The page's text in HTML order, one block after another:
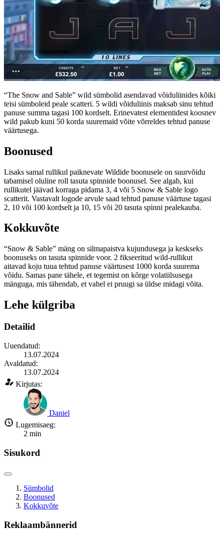
“The Snow and Sable” wild sümbolid asendavad võiduliinides kõiki
teisi sümboleid peale scatteri. 5 wildi võiduliinis maksab sinu tehtud
panuse summa tagasi 100 kordselt. Erinevatest elementidest koosnev
wild pakub kuni 50 korda suuremaid võite võrreldes tehtud panuse
väärtusega.
Boonused
Lisaks samal rullikul paiknevate Wildide boonusele on suurvõidu
tabamisel oluline roll tasuta spinnide boonusel. See algab, kui
rullikutel jäävad korraga pidama 3, 4 või 5 Snow & Sable logo
scatterit. Vastavalt logode arvule saad tehtud panuse väärtuse tagasi
2, 10 või 100 kordselt ja 10, 15 või 20 tasuta spinni pealekauba.
Kokkuvõte
“Snow & Sable” mäng on silmapaistva kujundusega ja keskseks
boonuseks on tasuta spinnide voor. 2 fikseeritud wild-rullikut
aitavad koju tuua tehtud panuse väärtusest 1000 korda suurema
võidu. Samas pane tähele, et tegemist on kõrge volatiilsusega
mänguga, mis tähendab, et vahel ei pruugi sa üldse midagi võita.
Lehe külgriba
Detailid
Uuendatud:
13.07.2024
Avaldatud:
13.07.2024
Kirjutas:
Daniel
Lugemisaeg:
2 min
Sisukord
Sümbolid
Boonused
Kokkuvõte
Reklaambännerid